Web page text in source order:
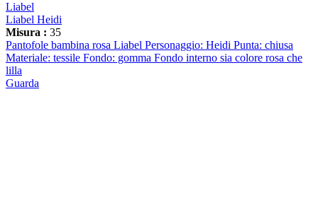
Liabel
Liabel Heidi
Misura : 35
Pantofole bambina rosa Liabel Personaggio: Heidi Punta: chiusa
Materiale: tessile Fondo: gomma Fondo interno sia colore rosa che
lilla
Guarda